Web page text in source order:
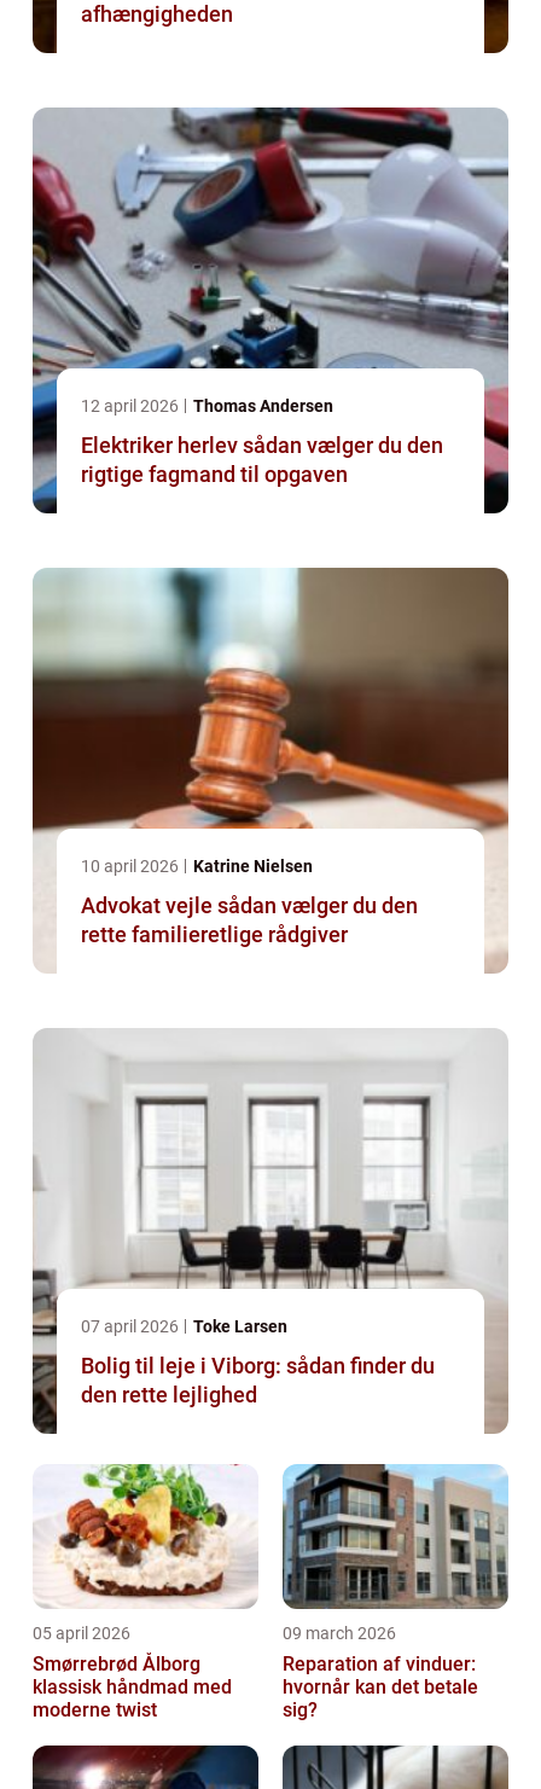
afhængigheden
12 april 2026 Thomas Andersen
Elektriker herlev sådan vælger du den
rigtige fagmand til opgaven
10 april 2026 Katrine Nielsen
Advokat vejle sådan vælger du den
rette familieretlige rådgiver
07 april 2026 Toke Larsen
Bolig til leje i Viborg: sådan finder du
den rette lejlighed
05 april 2026
Smørrebrød Ålborg
klassisk håndmad med
moderne twist
09 march 2026
Reparation af vinduer:
hvornår kan det betale
sig?